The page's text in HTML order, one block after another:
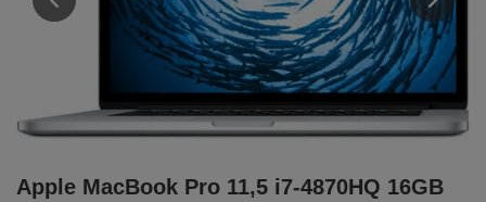
Apple MacBook Pro 11,5 i7-4870HQ 16GB